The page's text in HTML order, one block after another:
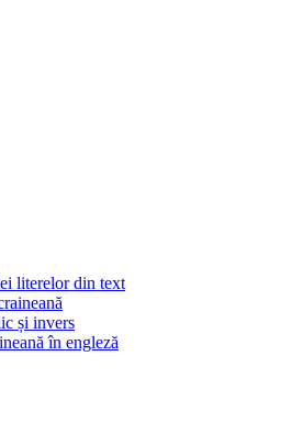
literelor din text
și invers
în engleză